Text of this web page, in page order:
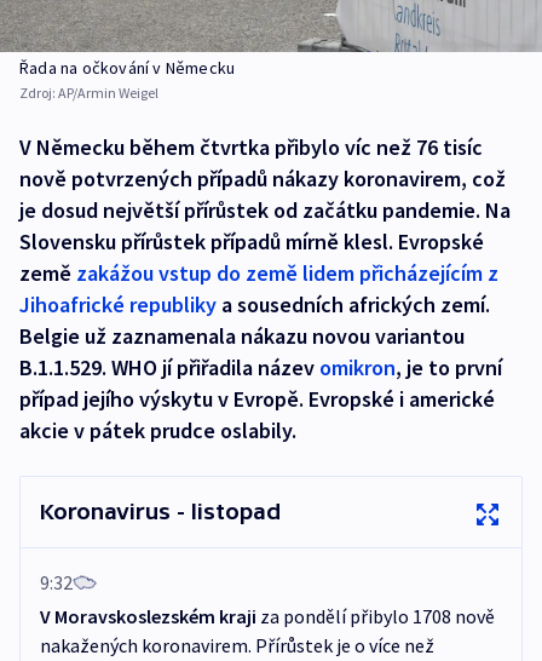
Řada na očkování v Německu
Zdroj: AP/Armin Weigel
V Německu během čtvrtka přibylo víc než 76 tisíc
nově potvrzených případů nákazy koronavirem, což
je dosud největší přírůstek od začátku pandemie. Na
Slovensku přírůstek případů mírně klesl. Evropské
země zakážou vstup do země lidem přicházejícím z
Jihoafrické republiky a sousedních afrických zemí.
Belgie už zaznamenala nákazu novou variantou
B.1.1.529. WHO jí přiřadila název omikron, je to první
případ jejího výskytu v Evropě. Evropské i americké
akcie v pátek prudce oslabily.
Koronavirus - listopad
9:32
V Moravskoslezském kraji za pondělí přibylo 1708 nově
nakažených koronavirem. Přírůstek je o více než